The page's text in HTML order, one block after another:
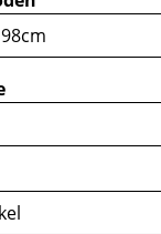
auswählen